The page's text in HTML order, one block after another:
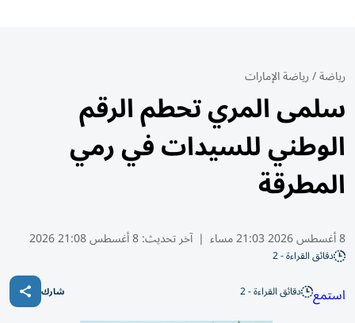
رياضة/رياضة الإمارات
سلمى المري تحطم الرقم
الوطني للسيدات في رمي
المطرقة
8 أغسطس 2026 21:03 مساء | آخر تحديث:8 أغسطس 21:08 2026
دقائق القراءة - 2
استمع دقائق القراءة - 2 شارك